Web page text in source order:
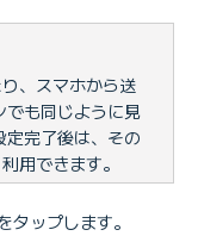
、スマホから送
でも同じように見
完了後は、その
用できます。
タップします。